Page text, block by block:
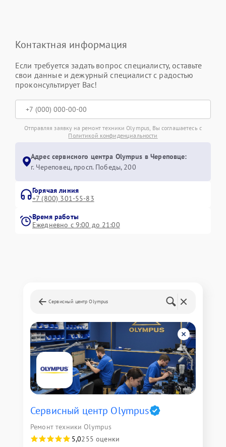
Контактная информация
Если требуется задать вопрос специалисту, оставьте
свои данные и дежурный специалист с радостью
проконсультирует Вас!
Отправляя заявку на ремонт техники Olympus, Вы соглашаетесь с
Политикой конфиденциальности
Адрес сервисного центра Olympus в Череповце:
г. Череповец, просп. Победы, 200
Горячая линия
+7 (800) 301-55-83
Время работы
Ежедневно с 9:00 до 21:00
Сервисный центр Olympus
Сервисный центр Olympus
Ремонт техники Olympus
5,0255 оценки